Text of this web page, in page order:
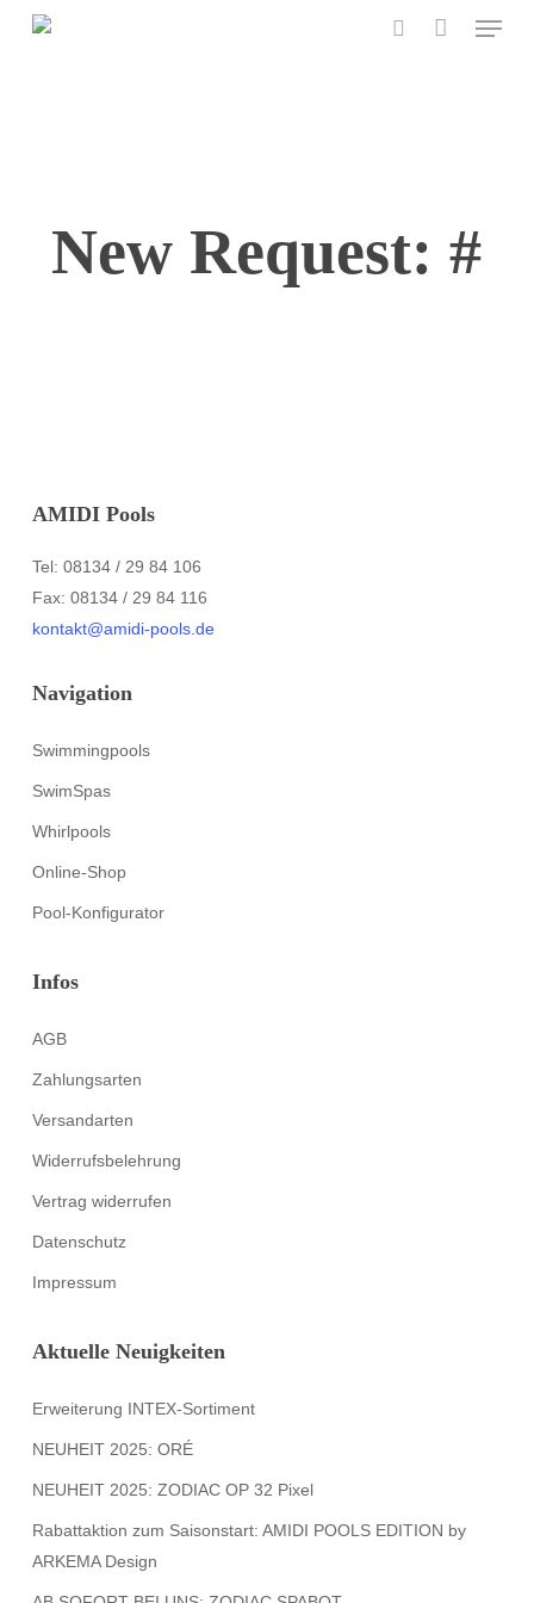
Menu
New Request: #
AMIDI Pools
Tel: 08134 / 29 84 106
Fax: 08134 / 29 84 116
kontakt@amidi-pools.de
Navigation
Swimmingpools
SwimSpas
Whirlpools
Online-Shop
Pool-Konfigurator
Infos
AGB
Zahlungsarten
Versandarten
Widerrufsbelehrung
Vertrag widerrufen
Datenschutz
Impressum
Aktuelle Neuigkeiten
Erweiterung INTEX-Sortiment
NEUHEIT 2025: ORÉ
NEUHEIT 2025: ZODIAC OP 32 Pixel
Rabattaktion zum Saisonstart: AMIDI POOLS EDITION by
ARKEMA Design